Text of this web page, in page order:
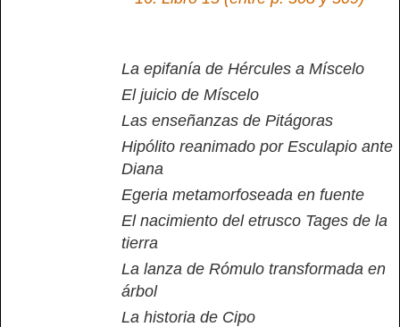
La epifanía de Hércules a Míscelo
El juicio de Míscelo
Las enseñanzas de Pitágoras
Hipólito reanimado por Esculapio ante
Diana
Egeria metamorfoseada en fuente
El nacimiento del etrusco Tages de la
tierra
La lanza de Rómulo transformada en
árbol
La historia de Cipo